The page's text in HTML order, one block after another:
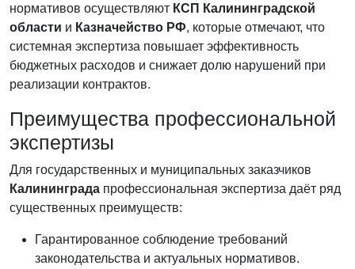
нормативов осуществляют КСП Калининградской
области и Казначейство РФ, которые отмечают, что
системная экспертиза повышает эффективность
бюджетных расходов и снижает долю нарушений при
реализации контрактов.
Преимущества профессиональной
экспертизы
Для государственных и муниципальных заказчиков
Калининграда профессиональная экспертиза даёт ряд
существенных преимуществ:
Гарантированное соблюдение требований
законодательства и актуальных нормативов.